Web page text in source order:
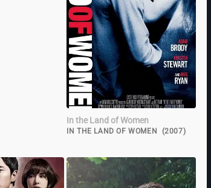
In the Land of Women
IN THE LAND OF WOMEN (2007)